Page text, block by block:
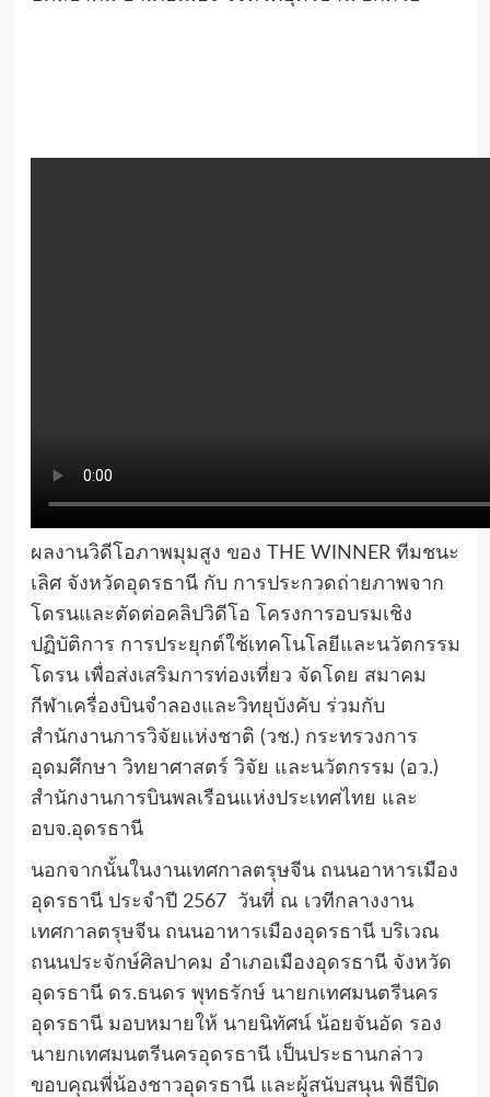
ผลงานวิดีโอภาพมุมสูง ของ THE WINNER ทีมชนะ
เลิศ จังหวัดอุดรธานี กับ การประกวดถ่ายภาพจาก
โดรนและตัดต่อคลิปวิดีโอ โครงการอบรมเชิง
ปฏิบัติการ การประยุกต์ใช้เทคโนโลยีและนวัตกรรม
โดรน เพื่อส่งเสริมการท่องเที่ยว จัดโดย สมาคม
กีฬาเครื่องบินจำลองและวิทยุบังคับ ร่วมกับ
สำนักงานการวิจัยแห่งชาติ (วช.) กระทรวงการ
อุดมศึกษา วิทยาศาสตร์ วิจัย และนวัตกรรม (อว.)
สำนักงานการบินพลเรือนแห่งประเทศไทย และ
อบจ.อุดรธานี
นอกจากนั้นในงานเทศกาลตรุษจีน ถนนอาหารเมือง
อุดรธานี ประจำปี 2567 วันที่ ณ เวทีกลางงาน
เทศกาลตรุษจีน ถนนอาหารเมืองอุดรธานี บริเวณ
ถนนประจักษ์ศิลปาคม อำเภอเมืองอุดรธานี จังหวัด
อุดรธานี ดร.ธนดร พุทธรักษ์ นายกเทศมนตรีนคร
อุดรธานี มอบหมายให้ นายนิทัศน์ น้อยจันอัด รอง
นายกเทศมนตรีนครอุดรธานี เป็นประธานกล่าว
ขอบคุณพี่น้องชาวอุดรธานี และผู้สนับสนุน พิธีปิด